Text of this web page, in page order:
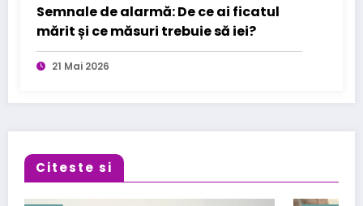
Semnale de alarmă: De ce ai ficatul
mărit și ce măsuri trebuie să iei?
21 Mai 2026
Citeste si